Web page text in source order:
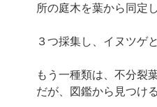
所の庭木を葉から同定
３つ採集し、イヌツゲ
もう一種類は、不分裂
だが、図鑑から見つけ